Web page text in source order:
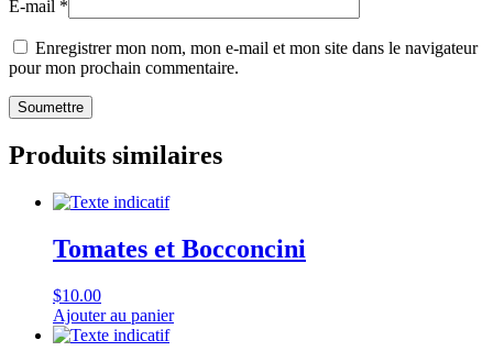
E-mail *
Enregistrer mon nom, mon e-mail et mon site dans le navigateur
pour mon prochain commentaire.
Produits similaires
Tomates et Bocconcini
$10.00
Ajouter au panier